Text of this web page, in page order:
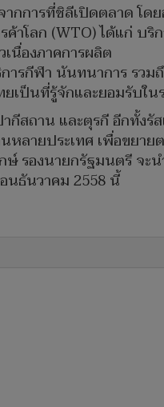
กการที่ชิลีเปิดตลาด โ
ค้าโลก (WTO) ได้แก่
นื่องภาคการผลิต
กีฬา นันทนาการ รวม
ยเป็นที่รู้จักและยอมรับใน
กีสถาน และตุรกี อีกทั้ง
หลายประเทศ เพื่อขย
รองนายกรัฐมนตรี จะ
ธันวาคม 2558 นี้